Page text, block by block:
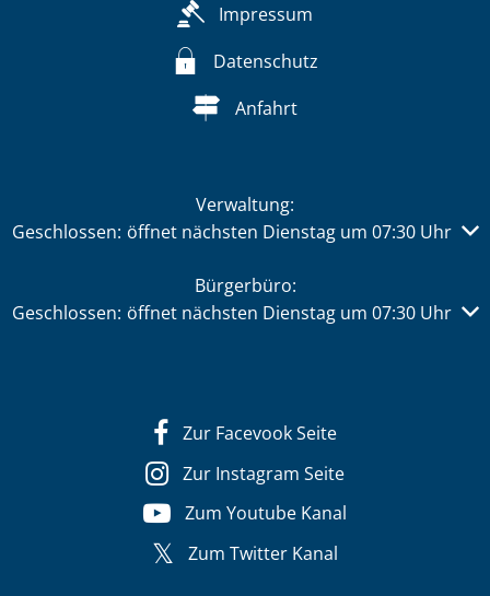
Impressum
Datenschutz
Anfahrt
Verwaltung:
Klicken, um weitere Öffnungs- oder Schließzeiten
Geschlossen: öffnet nächsten Dienstag um 07:30 Uhr
Bürgerbüro:
Klicken, um weitere Öffnungs- oder Schließzeiten
Geschlossen: öffnet nächsten Dienstag um 07:30 Uhr
Zur Facevook Seite
Zur Instagram Seite
Zum Youtube Kanal
Zum Twitter Kanal